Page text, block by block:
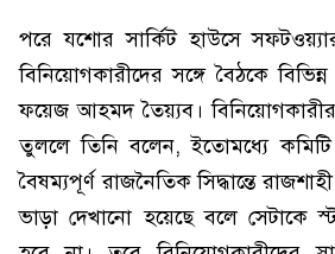
পরে যশোর সার্কিট হাউসে
বিনিয়োগকারীদের সঙ্গে বৈঠকে
ফয়েজ আহমদ তৈয়্যব।
তুললে তিনি বলেন, ইতোমধ্যে
বৈষম্যপূর্ণ রাজনৈতিক সিদ্ধান্তে
ভাড়া দেখানো হয়েছে বলে সেটাকে